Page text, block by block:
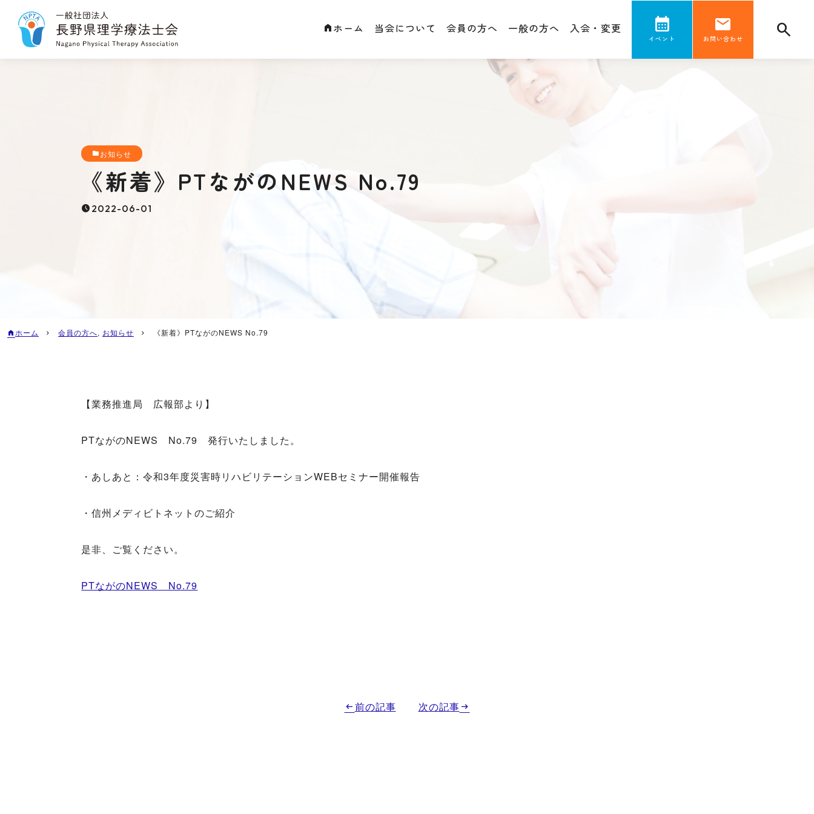
ホーム 当会について 会員の方へ 一般の方へ 入会・変更
イベント お問い合わせ
お知らせ
《新着》PTながのNEWS No.79
2022-06-01
ホーム 会員の方へ, お知らせ 《新着》PTながのNEWS No.79
【業務推進局 広報部より】
PTながのNEWS No.79 発行いたしました。
・あしあと：令和3年度災害時リハビリテーションWEBセミナー開催報告
・信州メディビトネットのご紹介
是非、ご覧ください。
PTながのNEWS No.79
前の記事 次の記事